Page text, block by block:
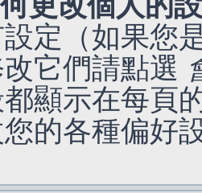
定（如果您
它們請點選
顯示在每頁
的各種偏好